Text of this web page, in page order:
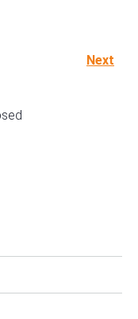
Next